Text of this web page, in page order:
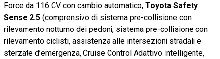
Force da 116 CV con cambio automatico, Toyota Safety
Sense 2.5 (comprensivo di sistema pre-collisione con
rilevamento notturno dei pedoni, sistema pre-collisione con
rilevamento ciclisti, assistenza alle intersezioni stradali e
sterzate d’emergenza, Cruise Control Adattivo Intelligente,